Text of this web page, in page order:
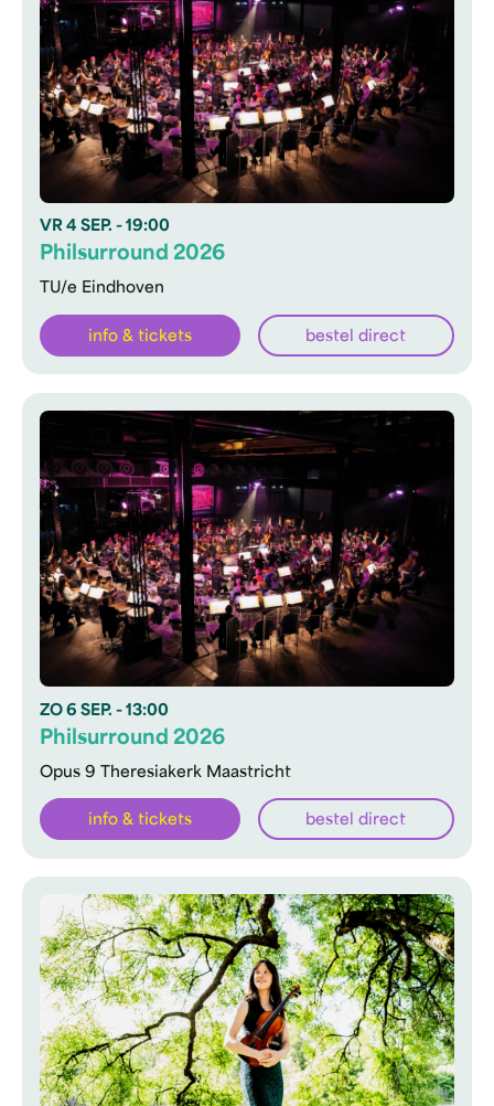
VR 4 SEP. - 19:00
TU/e Eindhoven
Philsurround 2026
info & tickets bestel direct
ZO 6 SEP. - 13:00
Opus 9 Theresiakerk Maastricht
Philsurround 2026
info & tickets bestel direct